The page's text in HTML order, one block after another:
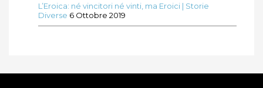
L’Eroica: né vincitori né vinti, ma Eroici | Storie
Diverse 6 Ottobre 2019